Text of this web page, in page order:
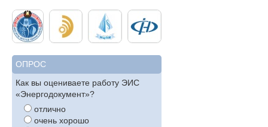
ОПРОС
Как вы оцениваете работу ЭИС
«Энергодокумент»?
отлично
очень хорошо